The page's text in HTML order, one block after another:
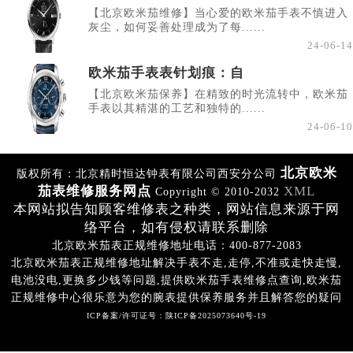
【北京欧米茄维修】当心爱的欧米茄手表不慎进入
灰尘，如何妥善处理成为了每......
24-06-14
欧米茄手表表针划痕：自
【北京欧米茄保养】在精致的时光流转中，欧米茄
手表以其精湛的工艺和独特的......
24-06-10
版权所有：北京精时恒达钟表有限公司西安分公司 北京欧米
茄表维修服务网点 Copyright © 2010-2032 XML
本网站拟告知顾客维修表之种类，网站信息来源于网
络平台，如有侵权请联系删除
北京欧米茄表正规维修地址电话：400-877-2083
北京欧米茄表正规维修地址解决手表不走,走停,不准或走快走慢,
电池没电,更换多少钱等问题,提供欧米茄手表维修点查询,欧米茄
正规维修中心很乐意为您的腕表提供保养服务并且解答您的疑问
ICP备案/许可证号：陕ICP备2025073640号-19